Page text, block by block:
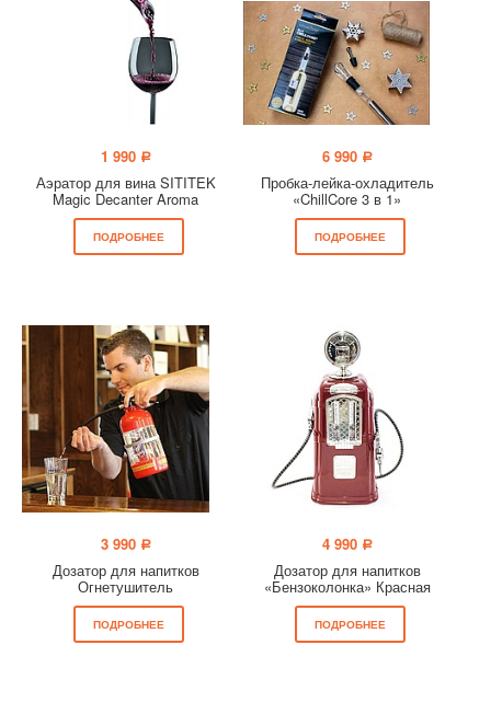
1 990 a
Аэратор для вина SITITEK
Magic Decanter Aroma
ПОДРОБНЕЕ
6 990 a
Пробка-лейка-охладитель
«ChillCore 3 в 1»
ПОДРОБНЕЕ
3 990 a
Дозатор для напитков
Огнетушитель
ПОДРОБНЕЕ
4 990 a
Дозатор для напитков
«Бензоколонка» Красная
ПОДРОБНЕЕ